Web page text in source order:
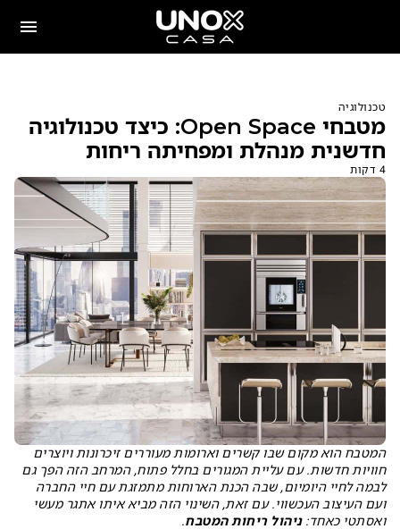
טכנולוגיה
מטבחי Open Space: כיצד טכנולוגיה
חדשנית מנהלת ומפחיתה ריחות
4 דקות
המטבח הוא מקום שבו קשרים וארומות מעוררים זיכרונות ויוצרים
חוויות חדשות. עם עליית המגורים בחלל פתוח, המרחב הזה הפך גם
לבמה לחיי היומיום, שבה הכנת הארוחות מתמזגת עם חיי החברה
ועם העיצוב העכשווי. עם זאת, השינוי הזה מביא איתו אתגר מעשי
ואסתטי כאחד:ניהול ריחות המטבח.